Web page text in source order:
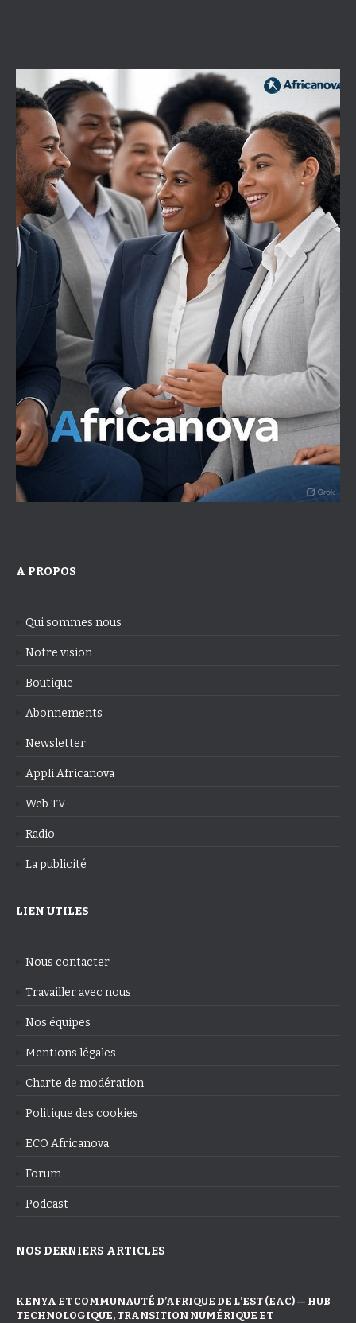
A PROPOS
Qui sommes nous
Notre vision
Boutique
Abonnements
Newsletter
Appli Africanova
Web TV
Radio
La publicité
LIEN UTILES
Nous contacter
Travailler avec nous
Nos équipes
Mentions légales
Charte de modération
Politique des cookies
ECO Africanova
Forum
Podcast
NOS DERNIERS ARTICLES
KENYA ET COMMUNAUTÉ D’AFRIQUE DE L’EST (EAC) — HUB
TECHNOLOGIQUE, TRANSITION NUMÉRIQUE ET